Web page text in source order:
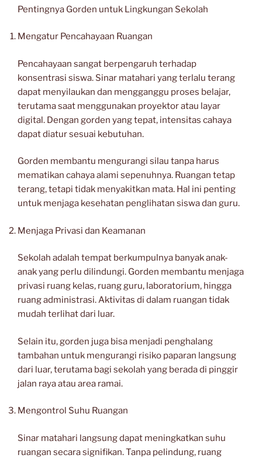
Pentingnya Gorden untuk Lingkungan Sekolah
Mengatur Pencahayaan Ruangan
Pencahayaan sangat berpengaruh terhadap
konsentrasi siswa. Sinar matahari yang terlalu terang
dapat menyilaukan dan mengganggu proses belajar,
terutama saat menggunakan proyektor atau layar
digital. Dengan gorden yang tepat, intensitas cahaya
dapat diatur sesuai kebutuhan.
Gorden membantu mengurangi silau tanpa harus
mematikan cahaya alami sepenuhnya. Ruangan tetap
terang, tetapi tidak menyakitkan mata. Hal ini penting
untuk menjaga kesehatan penglihatan siswa dan guru.
Menjaga Privasi dan Keamanan
Sekolah adalah tempat berkumpulnya banyak anak-
anak yang perlu dilindungi. Gorden membantu menjaga
privasi ruang kelas, ruang guru, laboratorium, hingga
ruang administrasi. Aktivitas di dalam ruangan tidak
mudah terlihat dari luar.
Selain itu, gorden juga bisa menjadi penghalang
tambahan untuk mengurangi risiko paparan langsung
dari luar, terutama bagi sekolah yang berada di pinggir
jalan raya atau area ramai.
Mengontrol Suhu Ruangan
Sinar matahari langsung dapat meningkatkan suhu
ruangan secara signifikan. Tanpa pelindung, ruang